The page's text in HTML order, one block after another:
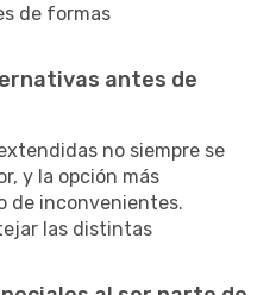
de formas
antes de
no siempre se
y la opción más
de inconvenientes.
las distintas